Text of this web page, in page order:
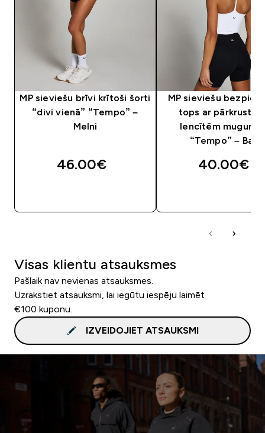
MP sieviešu brīvi krītoši šorti
“divi vienā” “Tempo” –
Melni
46.00€‎
MP sieviešu
tops ar
lencītēm
“Tempo” – Balts
40.00€‎
Visas klientu atsauksmes
Pašlaik nav nevienas atsauksmes.
Uzrakstiet atsauksmi, lai iegūtu iespēju laimēt
€100 kuponu.
IZVEIDOJIET ATSAUKSMI